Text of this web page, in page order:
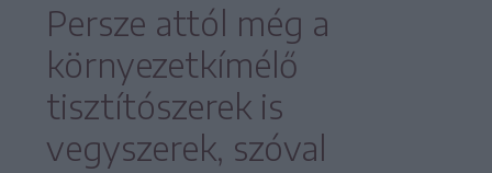
Persze attól még a
környezetkímélő
tisztítószerek is
vegyszerek, szóval